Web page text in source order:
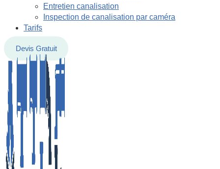
Entretien canalisation
Inspection de canalisation par caméra
Tarifs
Devis Gratuit